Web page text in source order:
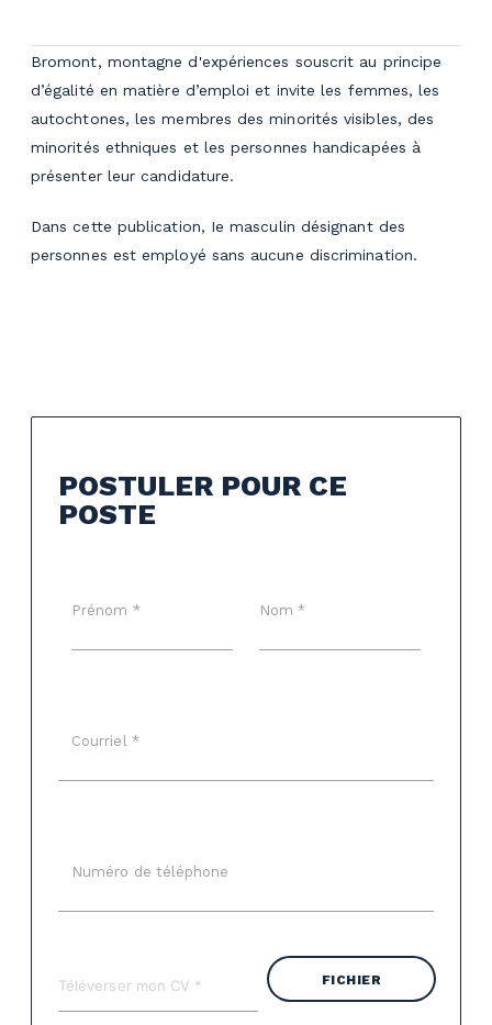
Bromont, montagne d'expériences souscrit au principe
d’égalité en matière d’emploi et invite les femmes, les
autochtones, les membres des minorités visibles, des
minorités ethniques et les personnes handicapées à
présenter leur candidature.
Dans cette publication, Ie masculin désignant des
personnes est employé sans aucune discrimination.
POSTULER POUR CE
POSTE
Prénom * Nom *
Courriel *
Numéro de téléphone
FICHIER